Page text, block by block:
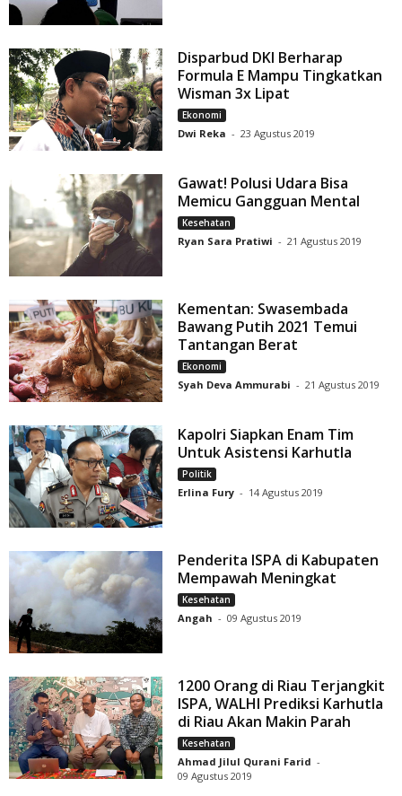
Disparbud DKI Berharap
Formula E Mampu Tingkatkan
Wisman 3x Lipat
Ekonomi
Dwi Reka - 23 Agustus 2019
Gawat! Polusi Udara Bisa
Memicu Gangguan Mental
Kesehatan
Ryan Sara Pratiwi - 21 Agustus 2019
Kementan: Swasembada
Bawang Putih 2021 Temui
Tantangan Berat
Ekonomi
Syah Deva Ammurabi - 21 Agustus 2019
Kapolri Siapkan Enam Tim
Untuk Asistensi Karhutla
Politik
Erlina Fury - 14 Agustus 2019
Penderita ISPA di Kabupaten
Mempawah Meningkat
Kesehatan
Angah - 09 Agustus 2019
1200 Orang di Riau Terjangkit
ISPA, WALHI Prediksi Karhutla
di Riau Akan Makin Parah
Kesehatan
Ahmad Jilul Qurani Farid -
09 Agustus 2019